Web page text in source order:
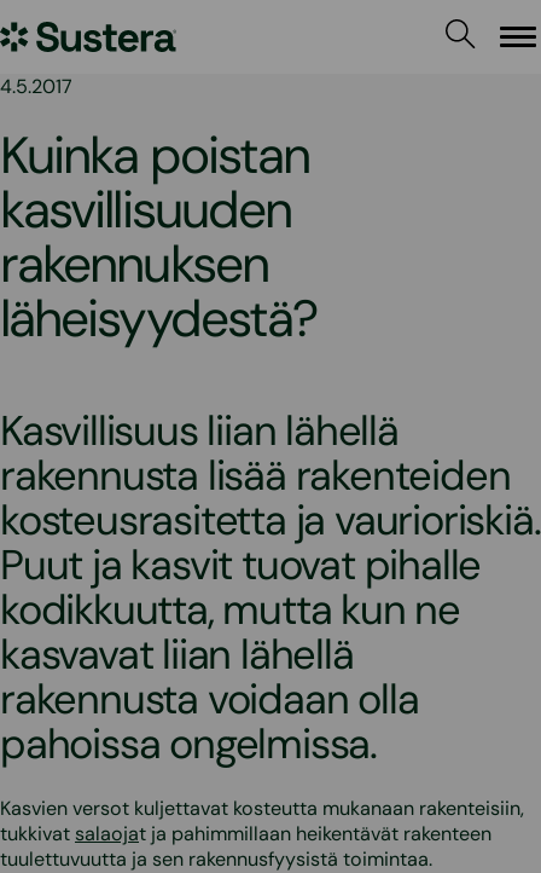
sisältöön
Sustera
4.5.2017
Kuinka poistan
kasvillisuuden
rakennuksen
läheisyydestä?
Kasvillisuus liian lähellä
rakennusta lisää rakenteiden
kosteusrasitetta ja vaurioriskiä.
Puut ja kasvit tuovat pihalle
kodikkuutta, mutta kun ne
kasvavat liian lähellä
rakennusta voidaan olla
pahoissa ongelmissa.
Kasvien versot kuljettavat kosteutta mukanaan rakenteisiin,
tukkivat salaojat ja pahimmillaan heikentävät rakenteen
tuulettuvuutta ja sen rakennusfyysistä toimintaa.